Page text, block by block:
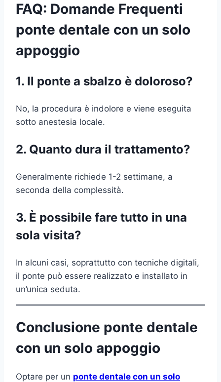
FAQ: Domande Frequenti
ponte dentale con un solo
appoggio
1. Il ponte a sbalzo è doloroso?
No, la procedura è indolore e viene eseguita
sotto anestesia locale.
2. Quanto dura il trattamento?
Generalmente richiede 1-2 settimane, a
seconda della complessità.
3. È possibile fare tutto in una
sola visita?
In alcuni casi, soprattutto con tecniche digitali,
il ponte può essere realizzato e installato in
un’unica seduta.
Conclusione ponte dentale
con un solo appoggio
Optare per un ponte dentale con un solo